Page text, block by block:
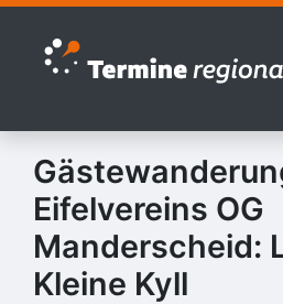
Zur Navigation springen
Zum Inhalt springen
Eifelvereins OG
Manderscheid:
Kleine Kyll